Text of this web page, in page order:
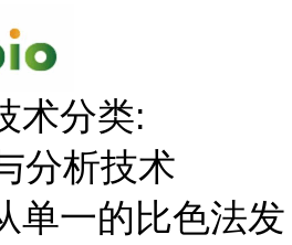
术分类:
分析技术
单一的比色法发